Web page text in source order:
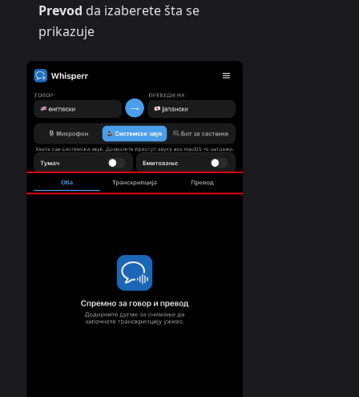
Prevod da izaberete šta se
prikazuje